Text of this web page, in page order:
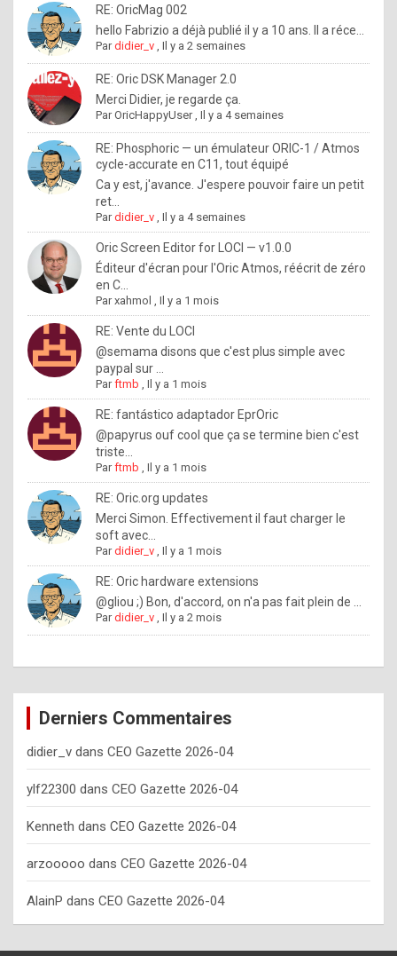
o
l
e
x
.
I
f
y
o
u
w
a
n
t
o
n
o
w
h
o
w
o
e
y
o
u
s
h
o
RE: OricMag 002
hello Fabrizio a déjà publié il y a 10 ans. Il a réce...
Pardidier_v ,Il y a 2 semaines
RE: Oric DSK Manager 2.0
Merci Didier, je regarde ça.
ParOricHappyUser,Il y a 4 semaines
RE: Phosphoric — un émulateur ORIC-1 / Atmos
cycle-accurate en C11, tout équipé
Ca y est, j'avance. J'espere pouvoir faire un petit
ret...
Pardidier_v ,Il y a 4 semaines
Oric Screen Editor for LOCI — v1.0.0
Éditeur d'écran pour l'Oric Atmos, réécrit de zéro
en C...
Parxahmol ,Il y a 1 mois
RE: Vente du LOCI
@semama disons que c'est plus simple avec
paypal sur ...
Parftmb ,Il y a 1 mois
RE: fantástico adaptador EprOric
@papyrus ouf cool que ça se termine bien c'est
triste...
Parftmb ,Il y a 1 mois
RE: Oric.org updates
Merci Simon. Effectivement il faut charger le
soft avec...
Pardidier_v ,Il y a 1 mois
RE: Oric hardware extensions
@gliou ;) Bon, d'accord, on n'a pas fait plein de ...
Pardidier_v ,Il y a 2 mois
Derniers Commentaires
didier_v dans CEO Gazette 2026-04
ylf22300 dans CEO Gazette 2026-04
Kenneth dans CEO Gazette 2026-04
arzooooo dans CEO Gazette 2026-04
AlainP dans CEO Gazette 2026-04